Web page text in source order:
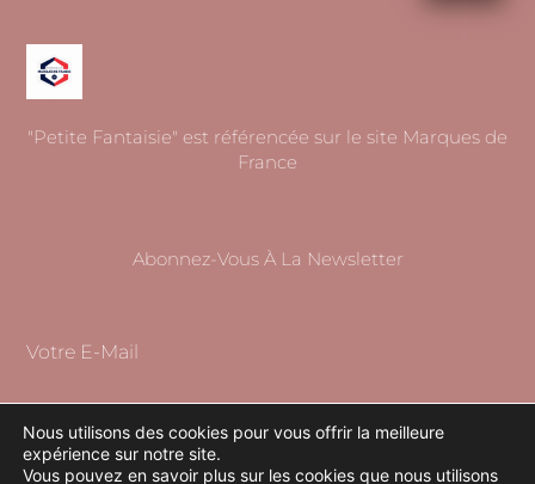
"Petite Fantaisie" est référencée sur le site Marques de
France
Abonnez-Vous À La Newsletter
Votre E-Mail
S'ABONNER
Nous utilisons des cookies pour vous offrir la meilleure
expérience sur notre site.
Vous pouvez en savoir plus sur les cookies que nous utilisons